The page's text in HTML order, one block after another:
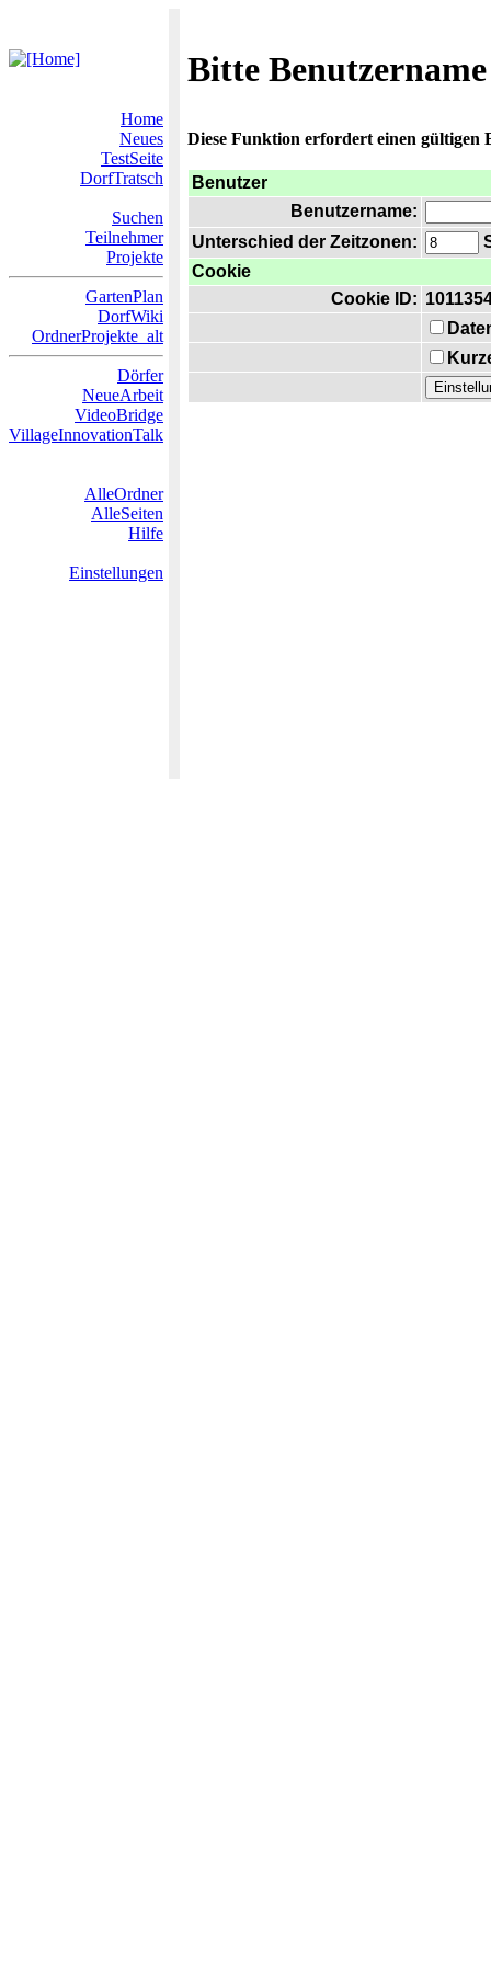
Bitte
Home
Neues
TestSeite
DorfTratsch
Suchen
Teilnehmer
Projekte
GartenPlan
DorfWiki
OrdnerProjekte_alt
Dörfer
NeueArbeit
VideoBridge
VillageInnovationTalk
AlleOrdner
AlleSeiten
Hilfe
Einstellungen
Diese Funktion erfordert einen gültigen
Benutzer
Benutzername:
Unterschied der Zeitzonen:
Cookie
Cookie ID: